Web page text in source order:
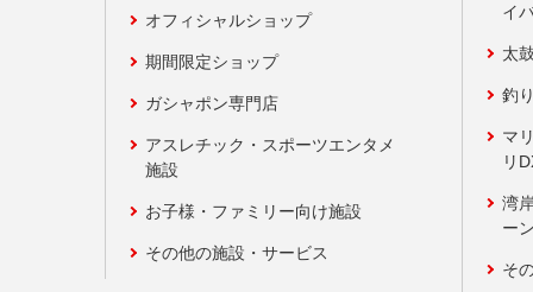
オフィシャルショップ
期間限定ショップ
ガシャポン専門店
アスレチック・スポーツエンタメ
施設
お子様・ファミリー向け施設
その他の施設・サービス
イ
太
釣
マ
リ
湾
ー
そ